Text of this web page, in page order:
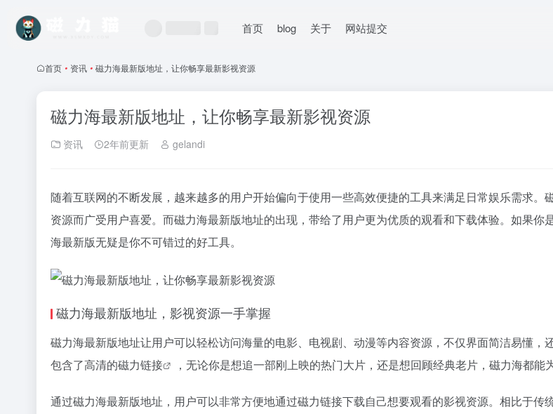
首页 blog 关于 网站提交
首页 • 资讯 • 磁力海最新版地址，让你畅享最新影视资源
磁力海最新版地址，让你畅享最新影视资源
资讯 2年前更新 gelandi
随着互联网的不断发展，越来越多的用户开始偏向于使用一些高效便捷的工具来满足日常娱乐需求
资源而广受用户喜爱。而磁力海最新版地址的出现，带给了用户更为优质的观看和下载体验。如果
海最新版无疑是你不可错过的好工具。
磁力海最新版地址，影视资源一手掌握
磁力海最新版地址让用户可以轻松访问海量的电影、电视剧、动漫等内容资源，不仅界面简洁易懂
包含了高清的磁力链接 ，无论你是想追一部刚上映的热门大片，还是想回顾经典老片，磁力海都能
通过磁力海最新版地址，用户可以非常方便地通过磁力链接下载自己想要观看的影视资源。相比于传